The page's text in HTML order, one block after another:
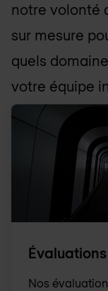
notre volonté
sur mesure
quels
votre équipe
Nos